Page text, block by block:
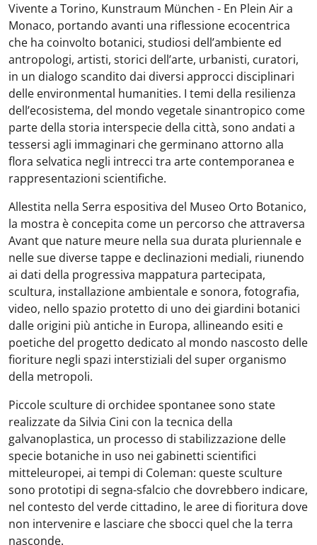
Vivente a Torino, Kunstraum München - En Plein Air a
Monaco, portando avanti una riflessione ecocentrica
che ha coinvolto botanici, studiosi dell’ambiente ed
antropologi, artisti, storici dell’arte, urbanisti, curatori,
in un dialogo scandito dai diversi approcci disciplinari
delle environmental humanities. I temi della resilienza
dell’ecosistema, del mondo vegetale sinantropico come
parte della storia interspecie della città, sono andati a
tessersi agli immaginari che germinano attorno alla
flora selvatica negli intrecci tra arte contemporanea e
rappresentazioni scientifiche.
Allestita nella Serra espositiva del Museo Orto Botanico,
la mostra è concepita come un percorso che attraversa
Avant que nature meure nella sua durata pluriennale e
nelle sue diverse tappe e declinazioni mediali, riunendo
ai dati della progressiva mappatura partecipata,
scultura, installazione ambientale e sonora, fotografia,
video, nello spazio protetto di uno dei giardini botanici
dalle origini più antiche in Europa, allineando esiti e
poetiche del progetto dedicato al mondo nascosto delle
fioriture negli spazi interstiziali del super organismo
della metropoli.
Piccole sculture di orchidee spontanee sono state
realizzate da Silvia Cini con la tecnica della
galvanoplastica, un processo di stabilizzazione delle
specie botaniche in uso nei gabinetti scientifici
mitteleuropei, ai tempi di Coleman: queste sculture
sono prototipi di segna-sfalcio che dovrebbero indicare,
nel contesto del verde cittadino, le aree di fioritura dove
non intervenire e lasciare che sbocci quel che la terra
nasconde.